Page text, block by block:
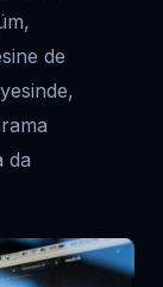
de
da